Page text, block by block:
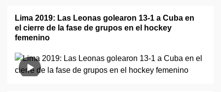
Lima 2019: Las Leonas golearon 13-1 a Cuba en
el cierre de la fase de grupos en el hockey
femenino